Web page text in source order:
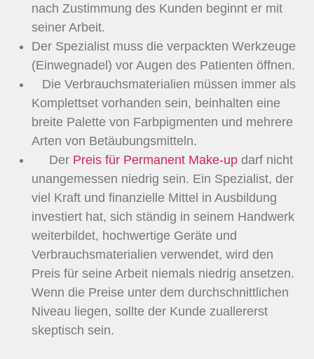
nach Zustimmung des Kunden beginnt er mit
seiner Arbeit.
Der Spezialist muss die verpackten Werkzeuge
(Einwegnadel) vor Augen des Patienten öffnen.
Die Verbrauchsmaterialien müssen immer als
Komplettset vorhanden sein, beinhalten eine
breite Palette von Farbpigmenten und mehrere
Arten von Betäubungsmitteln.
Der Preis für Permanent Make-up darf nicht
unangemessen niedrig sein. Ein Spezialist, der
viel Kraft und finanzielle Mittel in Ausbildung
investiert hat, sich ständig in seinem Handwerk
weiterbildet, hochwertige Geräte und
Verbrauchsmaterialien verwendet, wird den
Preis für seine Arbeit niemals niedrig ansetzen.
Wenn die Preise unter dem durchschnittlichen
Niveau liegen, sollte der Kunde zuallererst
skeptisch sein.